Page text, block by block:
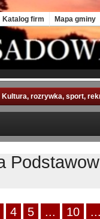
Katalog firm Mapa gminy
Kultura, rozrywka, sport,
4 5 ... 10